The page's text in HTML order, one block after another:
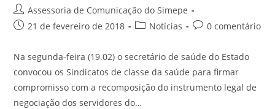
Assessoria de Comunicação do Simepe
21 de fevereiro de 2018
Notícias 0 comentário
Na segunda-feira (19.02) o secretário de saúde do Estado
convocou os Sindicatos de classe da saúde para firmar
compromisso com a recomposição do instrumento legal de
negociação dos servidores do…